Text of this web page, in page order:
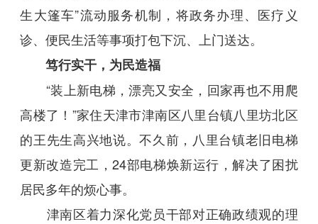
生大篷车”流动服务机制，将政务办理、医疗义
诊、便民生活等事项打包下沉、上门送达。
笃行实干，为民造福
“装上新电梯，漂亮又安全，回家再也不用爬
高楼了！”家住天津市津南区八里台镇八里坊北区
的王先生高兴地说。不久前，八里台镇老旧电梯
更新改造完工，24部电梯焕新运行，解决了困扰
居民多年的烦心事。
津南区着力深化党员干部对正确政绩观的理